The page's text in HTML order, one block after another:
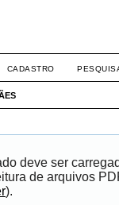
CADASTRO
deve ser
de arquivos
).